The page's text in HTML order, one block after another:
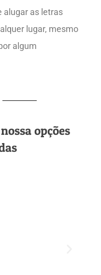
alugar as letras
lugar, mesmo
algum
opções